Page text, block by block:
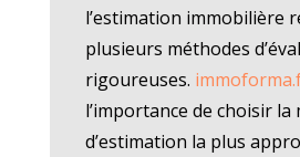
l’estimation immobilière
plusieurs méthodes
rigoureuses.
l’importance de choisir la
d’estimation la plus